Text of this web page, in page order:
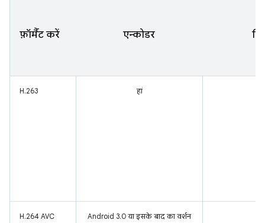
फ़ॉर्मैट करें एन्कोडर
H.263 हां
H.264 AVC
Android 3.0 या इसके बाद का वर्शन